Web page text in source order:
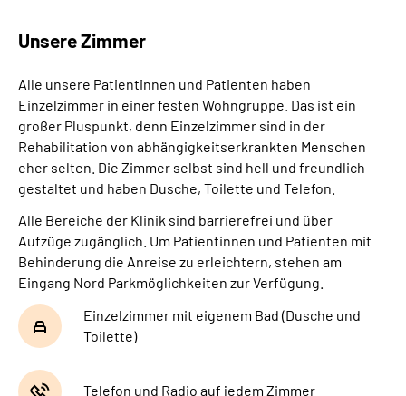
Leichte Sprache
Gebärdensprache
Unsere Zimmer
Alle unsere Patientinnen und Patienten haben
Einzelzimmer in einer festen Wohngruppe. Das ist ein
großer Pluspunkt, denn Einzelzimmer sind in der
Rehabilitation von abhängigkeitserkrankten Menschen
eher selten. Die Zimmer selbst sind hell und freundlich
gestaltet und haben Dusche, Toilette und Telefon.
Alle Bereiche der Klinik sind barrierefrei und über
Aufzüge zugänglich. Um Patientinnen und Patienten mit
Behinderung die Anreise zu erleichtern, stehen am
Eingang Nord Parkmöglichkeiten zur Verfügung.
Einzelzimmer mit eigenem Bad (Dusche und
Toilette)
Telefon und Radio auf jedem Zimmer